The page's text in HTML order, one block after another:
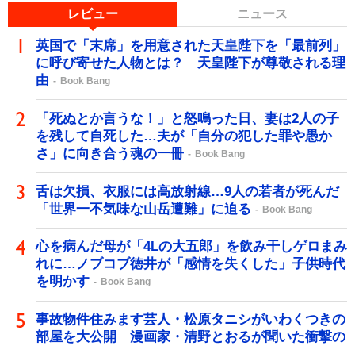
レビュー ニュース
英国で「末席」を用意された天皇陛下を「最前列」
に呼び寄せた人物とは？ 天皇陛下が尊敬される理
由
Book Bang
「死ぬとか言うな！」と怒鳴った日、妻は2人の子
を残して自死した…夫が「自分の犯した罪や愚か
さ」に向き合う魂の一冊
Book Bang
舌は欠損、衣服には高放射線…9人の若者が死んだ
「世界一不気味な山岳遭難」に迫る
Book Bang
心を病んだ母が「4Lの大五郎」を飲み干しゲロまみ
れに…ノブコブ徳井が「感情を失くした」子供時代
を明かす
Book Bang
事故物件住みます芸人・松原タニシがいわくつきの
部屋を大公開 漫画家・清野とおるが聞いた衝撃の